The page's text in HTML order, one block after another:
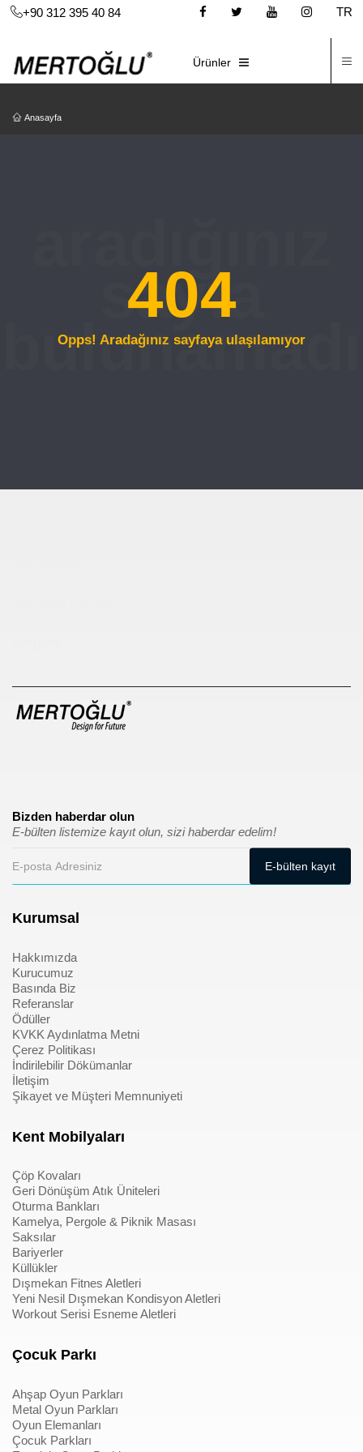
+90 312 395 40 84
TR
Ürünler
Anasayfa
404
Opps! Aradağınız sayfaya ulaşılamıyor
Bizden haberdar olun
E-bülten listemize kayıt olun, sizi haberdar edelim!
Kurumsal
Hakkımızda
Kurucumuz
Basında Biz
Referanslar
Ödüller
KVKK Aydınlatma Metni
Çerez Politikası
İndirilebilir Dökümanlar
İletişim
Şikayet ve Müşteri Memnuniyeti
Kent Mobilyaları
Çöp Kovaları
Geri Dönüşüm Atık Üniteleri
Oturma Bankları
Kamelya, Pergole & Piknik Masası
Saksılar
Bariyerler
Küllükler
Dışmekan Fitnes Aletleri
Yeni Nesil Dışmekan Kondisyon Aletleri
Workout Serisi Esneme Aletleri
Çocuk Parkı
Ahşap Oyun Parkları
Metal Oyun Parkları
Oyun Elemanları
Çocuk Parkları